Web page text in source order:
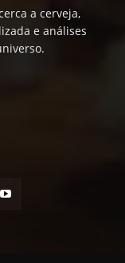
a cerveja,
e análises